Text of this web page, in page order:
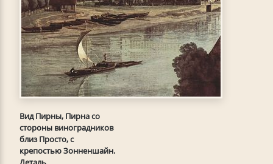
Вид Пирны, Пирна со
стороны виноградников
близ Просто, с
крепостью Зонненшайн.